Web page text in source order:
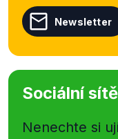
Newsletter
Sociální sítě
Nenechte si